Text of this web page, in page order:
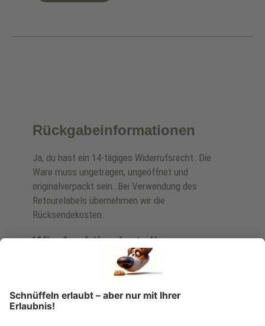
Rückgabeinformationen
Ja, du hast ein 14-tägiges Widerrufsrecht. Die
Ware muss ungetragen, ungeöffnet und
originalverpackt sein. Bei Verwendung des
Retourelabels übernehmen wir die
Rücksendekosten.
Wie funktioniert die
Rücksendung?
Bitte fülle das Rücksendeformular aus. Dieses
findest du online. Verpacke die Artikel